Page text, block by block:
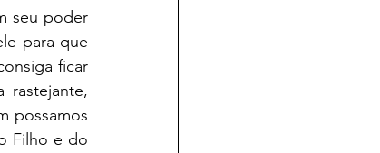
seu poder
para que
ficar
possamos
Filho e do